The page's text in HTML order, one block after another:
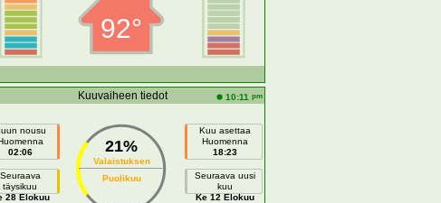
92°
Kuuvaiheen tiedot 10:11 pm
nousu
02:06
Seuraava
täysikuu
28 Elokuu
21%
Valaistuksen
Puolikuu
Kuu asettaa
Huomenna
18:23
Seuraava uusi
kuu
Ke 12 Elokuu